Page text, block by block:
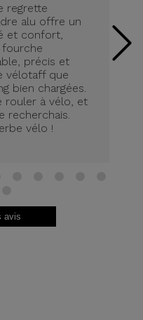
regrette
alu offre un
et confort,
fourche
précis et
vélotaff que
bien chargées.
rouler à vélo, et
recherchais.
vélo !
avis